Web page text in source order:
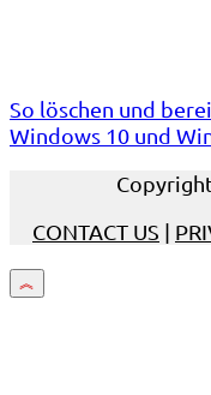
So löschen und
Windows 10 und
CONTACT US |